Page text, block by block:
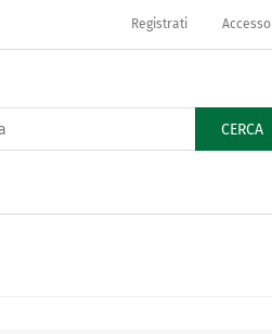
Registrati Accesso
CERCA